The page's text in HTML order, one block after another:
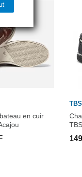
en cuir
TBS